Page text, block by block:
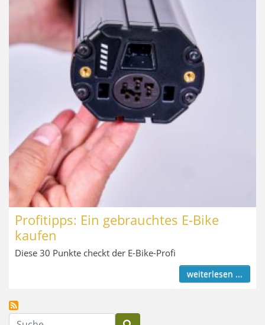
Profitipps: Ein gebrauchtes E-Bike
kaufen
Diese 30 Punkte checkt der E-Bike-Profi
weiterlesen ...
Suche